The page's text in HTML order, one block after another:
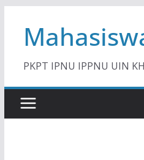
content
PKPT IPNU IPPNU UIN